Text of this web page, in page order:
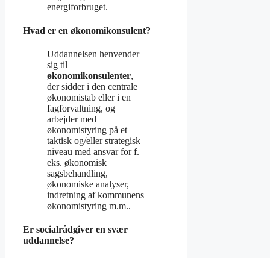
energiforbruget.
Hvad er en økonomikonsulent?
Uddannelsen henvender
sig til
økonomikonsulenter,
der sidder i den centrale
økonomistab eller i en
fagforvaltning, og
arbejder med
økonomistyring på et
taktisk og/eller strategisk
niveau med ansvar for f.
eks. økonomisk
sagsbehandling,
økonomiske analyser,
indretning af kommunens
økonomistyring m.m..
Er socialrådgiver en svær
uddannelse?